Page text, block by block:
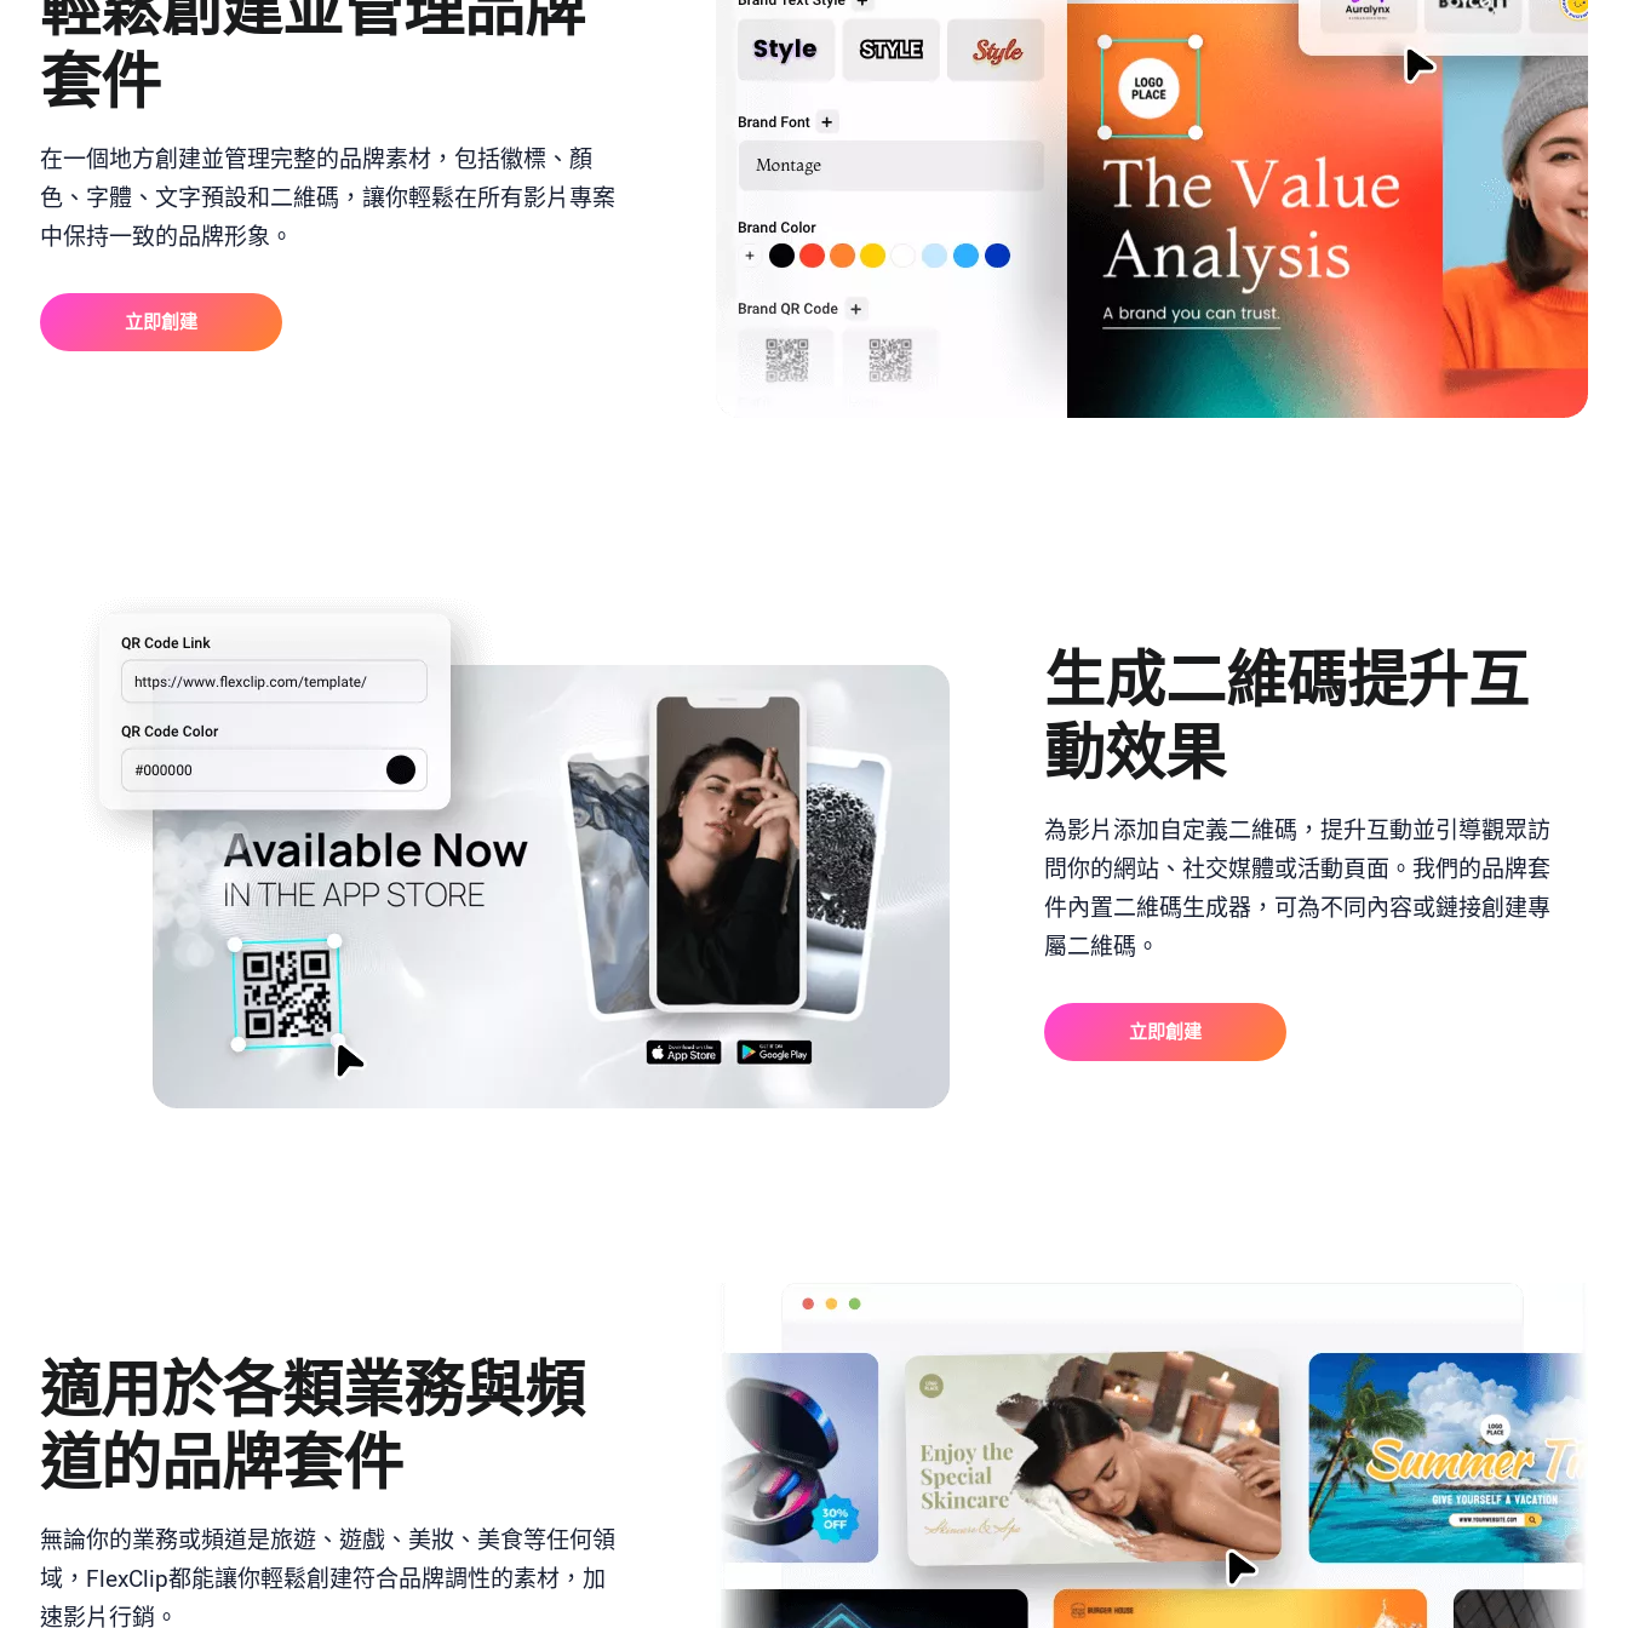
套件
在一個地方創建並管理完整的品牌素材，包括徽標、顏
色、字體、文字預設和二維碼，讓你輕鬆在所有影片專案
中保持一致的品牌形象。
立即創建
生成二維碼提升互
動效果
為影片添加自定義二維碼，提升互動並引導觀眾訪
問你的網站、社交媒體或活動頁面。我們的品牌套
件內置二維碼生成器，可為不同內容或鏈接創建專
屬二維碼。
立即創建
適用於各類業務與頻
道的品牌套件
無論你的業務或頻道是旅遊、遊戲、美妝、美食等任何領
域，FlexClip都能讓你輕鬆創建符合品牌調性的素材，加
速影片行銷。